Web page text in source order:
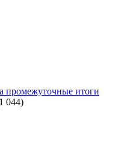
промежуточные итоги
044)